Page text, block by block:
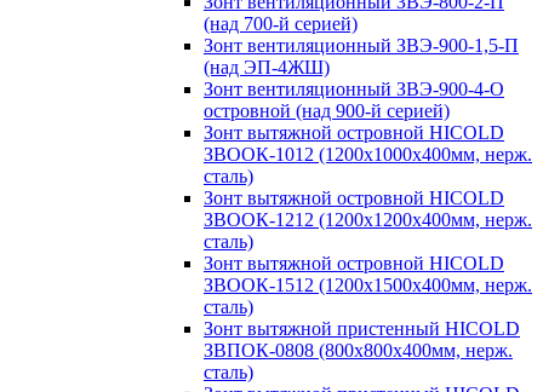
(над 700-й серией)
Зонт вентиляционный ЗВЭ-900-1,5-П
(над ЭП-4ЖШ)
Зонт вентиляционный ЗВЭ-900-4-О
островной (над 900-й серией)
Зонт вытяжной островной HICOLD
ЗВООК-1012 (1200х1000х400мм, нерж.
сталь)
Зонт вытяжной островной HICOLD
ЗВООК-1212 (1200x1200x400мм, нерж.
сталь)
Зонт вытяжной островной HICOLD
ЗВООК-1512 (1200х1500х400мм, нерж.
сталь)
Зонт вытяжной пристенный HICOLD
ЗВПОК-0808 (800х800х400мм, нерж.
сталь)